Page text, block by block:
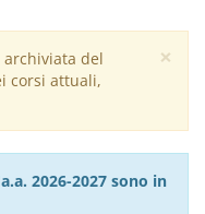
×
del
corsi attuali,
2026-2027 sono in